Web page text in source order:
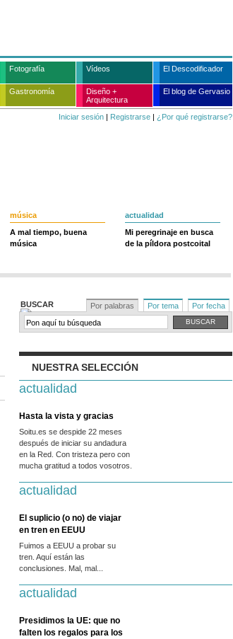
Fotografía Vídeos El Descodificador
Gastronomía
Diseño +
Arquitectura
El blog de Gervasio
Iniciar sesión | Registrarse | ¿Por qué registrarse?
música
A mal tiempo, buena
música
actualidad
Mi peregrinaje en busca
de la píldora postcoital
BUSCAR Por palabras Por tema Por fecha
NUESTRA SELECCIÓN
actualidad
Hasta la vista y gracias
Soitu.es se despide 22 meses
después de iniciar su andadura
en la Red. Con tristeza pero con
mucha gratitud a todos vosotros.
actualidad
El suplicio (o no) de viajar
en tren en EEUU
Fuimos a EEUU a probar su
tren. Aquí están las
conclusiones. Mal, mal...
actualidad
Presidimos la UE: que no
falten los regalos para los